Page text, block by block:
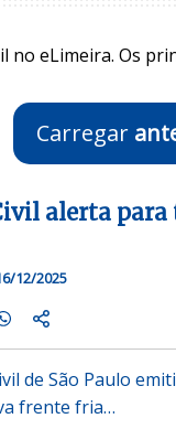
eLimeira. Os
Carregar
alerta
12/2025
de São Paulo
frente fria…